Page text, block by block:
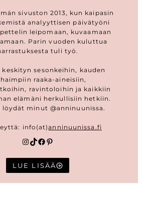
sivuston 2013, kun kaipasin
analyyttisen päivätyöni
leipomaan, kuvaamaan
Parin vuoden kuluttua
tuli työ.
keskityn sesonkeihin, kauden
raaka-aineisiin,
ravintoloihin ja kaikkiin
elämäni herkullisiin hetkiin.
löydät minut @anninuunissa.
info(at)anninuunissa.fi
Instagram
TikTok
Facebook
Pinterest
LUE LISÄÄ